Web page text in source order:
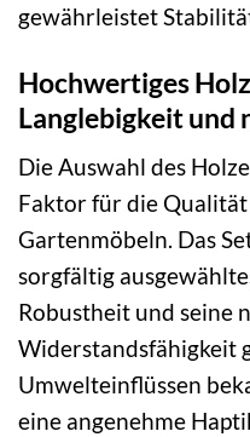
gewährleistet
Hochwertiges
Langlebigkeit und
Die Auswahl des
Faktor für die
Gartenmöbeln. Das
sorgfältig
Robustheit und seine
Widerstandsfähigkeit
Umwelteinflüssen
eine angenehme